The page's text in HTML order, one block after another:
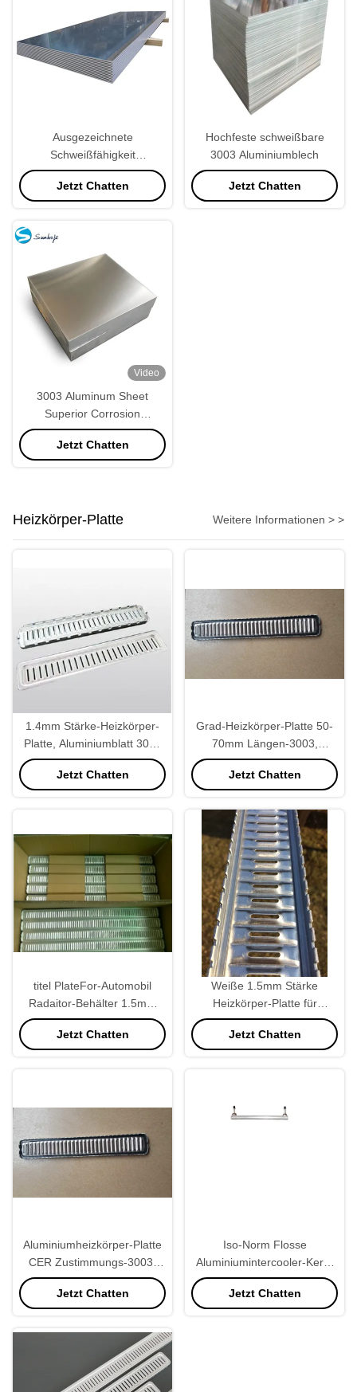
Ausgezeichnete
Schweißfähigkeit
Aluminiumfolie mit hoher
Formbarkeit
Jetzt Chatten
Hochfeste schweißbare
3003 Aluminiumblech
Jetzt Chatten
Video
3003 Aluminum Sheet
Superior Corrosion
Resistance and Weldability
Jetzt Chatten
Heizkörper-Platte Weitere Informationen > >
1.4mm Stärke-Heizkörper-
Platte, Aluminiumblatt 3003
für Cummins Caterpillar
Jetzt Chatten
Grad-Heizkörper-Platte 50-
70mm Längen-3003,
Heizkörper-Ausgang-Platte
justierbar
Jetzt Chatten
titel PlateFor-Automobil
Radaitor-Behälter 1.5mm
Stärke-3003 Aluminium
Jetzt Chatten
Weiße 1.5mm Stärke
Heizkörper-Platte für
Selbstkühlerblock Corolla 86
Jetzt Chatten
Aluminiumheizkörper-Platte
CER Zustimmungs-3003,
Heizkörper-Ersatzteil-weiße
Farbe
Jetzt Chatten
Iso-Norm Flosse
Aluminiumintercooler-Kern-
hohe Qualität
Jetzt Chatten